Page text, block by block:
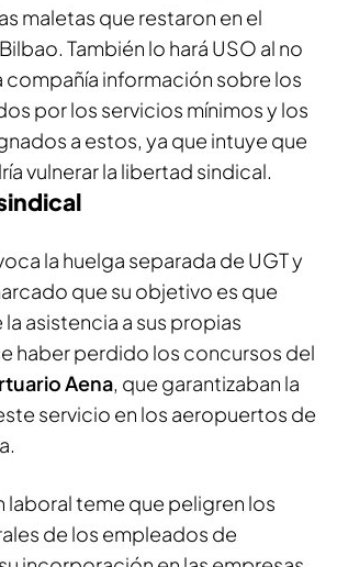
maletas que restaron en el
También lo hará USO al no
información sobre los
por los servicios mínimos y los
a estos, ya que intuye que
vulnerar la libertad sindical.
la huelga separada de UGT y
que su objetivo es que
asistencia a sus propias
haber perdido los concursos del
Aena, que garantizaban la
servicio en los aeropuertos de
laboral teme que peligren los
de los empleados de